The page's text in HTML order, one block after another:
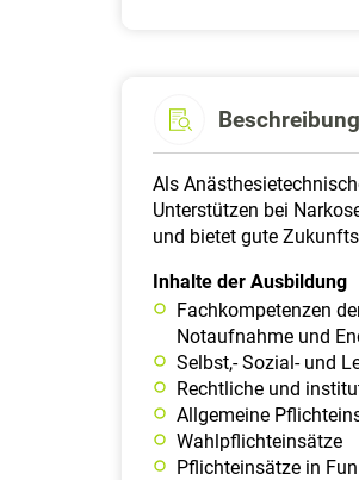
Beschreibung
Als
Unterstützen bei
und bietet gute
Inhalte der Ausbildung
Fachkompetenzen
Notaufnahme und
Selbst,- Sozial- und
Rechtliche und
Allgemeine
Wahlpflichteinsätze
Pflichteinsätze in